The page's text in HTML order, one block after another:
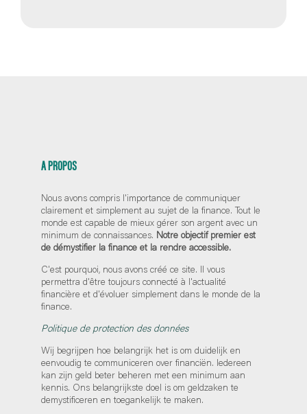
A PROPOS
Nous avons compris l'importance de communiquer
clairement et simplement au sujet de la finance. Tout le
monde est capable de mieux gérer son argent avec un
minimum de connaissances. Notre objectif premier est
de démystifier la finance et la rendre accessible.
C'est pourquoi, nous avons créé ce site. Il vous
permettra d'être toujours connecté à l'actualité
financière et d'évoluer simplement dans le monde de la
finance.
Politique de protection des données
Wij begrijpen hoe belangrijk het is om duidelijk en
eenvoudig te communiceren over financiën. Iedereen
kan zijn geld beter beheren met een minimum aan
kennis. Ons belangrijkste doel is om geldzaken te
demystificeren en toegankelijk te maken.